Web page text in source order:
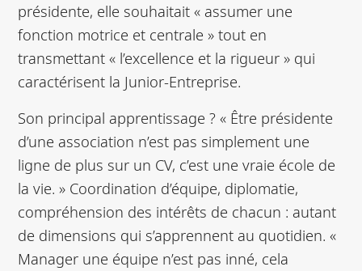
présidente, elle souhaitait « assumer une
fonction motrice et centrale » tout en
transmettant « l’excellence et la rigueur » qui
caractérisent la Junior-Entreprise.
Son principal apprentissage ? « Être présidente
d’une association n’est pas simplement une
ligne de plus sur un CV, c’est une vraie école de
la vie. » Coordination d’équipe, diplomatie,
compréhension des intérêts de chacun : autant
de dimensions qui s’apprennent au quotidien. «
Manager une équipe n’est pas inné, cela